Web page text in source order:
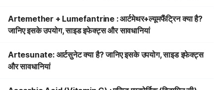
Artemether + Lumefantrine : आर्टमेथर+ल्यूमफैंट्रिन क्या है?
जानिए इसके उपयोग, साइड इफेक्ट्स और सावधानियां
Artesunate: आर्टसुनेट क्या है? जानिए इसके उपयोग, साइड इफेक्ट्स
और सावधानियां